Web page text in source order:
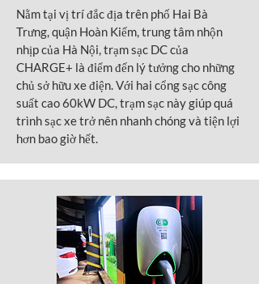
Nằm tại vị trí đắc địa trên phố Hai Bà
Trưng, quận Hoàn Kiếm, trung tâm nhộn
nhịp của Hà Nội, trạm sạc DC của
CHARGE+ là điểm đến lý tưởng cho những
chủ sở hữu xe điện. Với hai cổng sạc công
suất cao 60kW DC, trạm sạc này giúp quá
trình sạc xe trở nên nhanh chóng và tiện lợi
hơn bao giờ hết.